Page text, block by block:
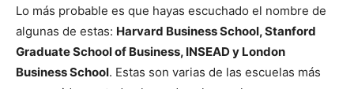
Lo más probable es que hayas escuchado el nombre de
algunas de estas: Harvard Business School, Stanford
Graduate School of Business, INSEAD y London
Business School. Estas son varias de las escuelas más